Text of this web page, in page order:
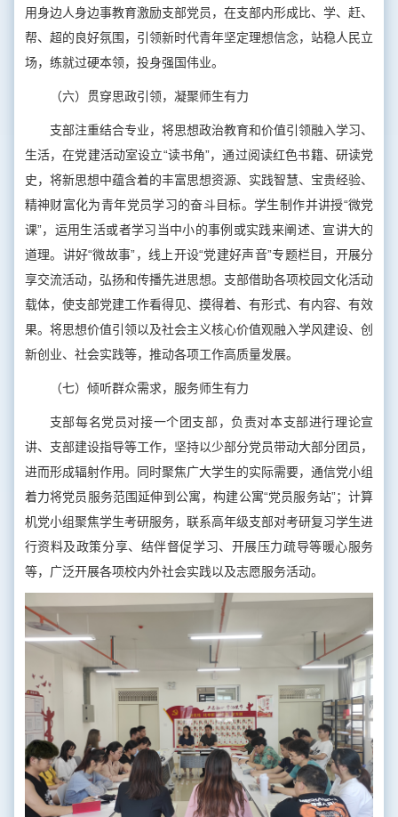
用身边人身边事教育激励支部党员，在支部内形成比、学、赶、
帮、超的良好氛围，引领新时代青年坚定理想信念，站稳人民立
场，练就过硬本领，投身强国伟业。
（六）贯穿思政引领，凝聚师生有力
支部注重结合专业，将思想政治教育和价值引领融入学习、
生活，在党建活动室设立“读书角”，通过阅读红色书籍、研读党
史，将新思想中蕴含着的丰富思想资源、实践智慧、宝贵经验、
精神财富化为青年党员学习的奋斗目标。学生制作并讲授“微党
课”，运用生活或者学习当中小的事例或实践来阐述、宣讲大的
道理。讲好“微故事”，线上开设“党建好声音”专题栏目，开展分
享交流活动，弘扬和传播先进思想。支部借助各项校园文化活动
载体，使支部党建工作看得见、摸得着、有形式、有内容、有效
果。将思想价值引领以及社会主义核心价值观融入学风建设、创
新创业、社会实践等，推动各项工作高质量发展。
（七）倾听群众需求，服务师生有力
支部每名党员对接一个团支部，负责对本支部进行理论宣
讲、支部建设指导等工作，坚持以少部分党员带动大部分团员，
进而形成辐射作用。同时聚焦广大学生的实际需要，通信党小组
着力将党员服务范围延伸到公寓，构建公寓“党员服务站”；计算
机党小组聚焦学生考研服务，联系高年级支部对考研复习学生进
行资料及政策分享、结伴督促学习、开展压力疏导等暖心服务
等，广泛开展各项校内外社会实践以及志愿服务活动。